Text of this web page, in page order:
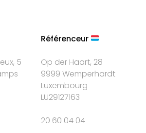
5
Référenceur
Op der Haart, 28
9999 Wemperhardt
Luxembourg
LU29127163
20 60 04 04